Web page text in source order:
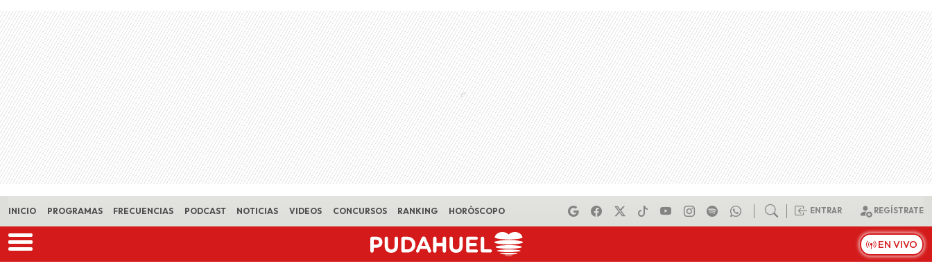
Skip to main content
INICIO PROGRAMAS FRECUENCIAS PODCAST NOTICIAS VIDEOS CONCURSOS RANKING HORÓSCOPO ENTRAR REGÍSTRATE
EN VIVO